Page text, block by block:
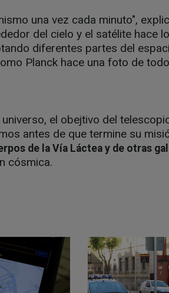
una vez cada minuto",
del cielo y el satélite hace
diferentes partes del
Planck hace una foto de
el obejtivo del
antes de que termine su
de la Vía Láctea y de otras
cósmica.